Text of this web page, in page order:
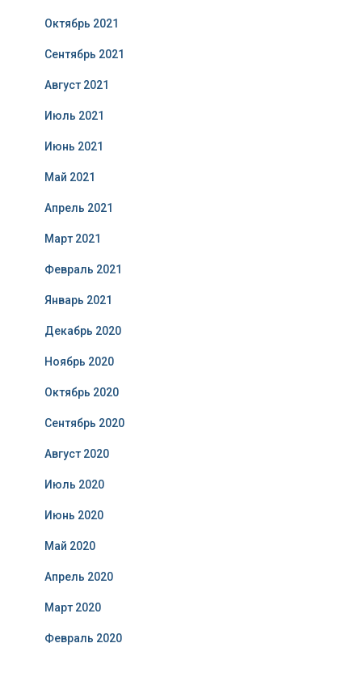
Октябрь 2021
Сентябрь 2021
Август 2021
Июль 2021
Июнь 2021
Май 2021
Апрель 2021
Март 2021
Февраль 2021
Январь 2021
Декабрь 2020
Ноябрь 2020
Октябрь 2020
Сентябрь 2020
Август 2020
Июль 2020
Июнь 2020
Май 2020
Апрель 2020
Март 2020
Февраль 2020